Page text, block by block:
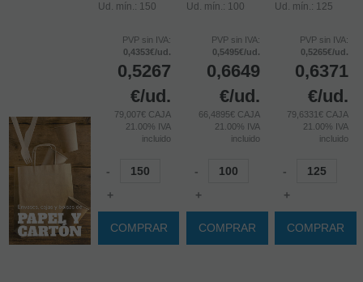
Ud. mín.: 150
PVP sin IVA:
0,4353€/ud.
0,5267
€/ud.
79,007€ CAJA
21.00% IVA
incluido
-
+
COMPRAR
Ud. mín.: 100
PVP sin IVA:
0,5495€/ud.
0,6649
€/ud.
66,4895€ CAJA
21.00% IVA
incluido
-
+
COMPRAR
Ud. mín.: 125
PVP sin IVA:
0,5265€/ud.
0,6371
€/ud.
79,6331€ CAJA
21.00% IVA
incluido
-
+
COMPRAR